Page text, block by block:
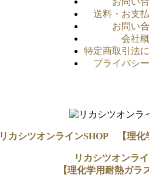
送料・お支
お問い
会社
特定商取引法
プライバシ
リカシツオンラインSHOP 【理化
リカシツオンラ
【理化学用耐熱ガラ